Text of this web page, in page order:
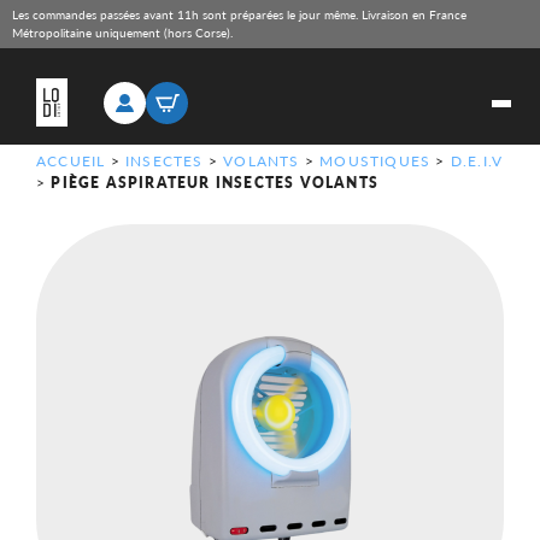
Les commandes passées avant 11h sont préparées le jour même. Livraison en France
Métropolitaine uniquement (hors Corse).
ACCUEIL > INSECTES >VOLANTS > MOUSTIQUES > D.E.I.V
>PIÈGE ASPIRATEUR INSECTES VOLANTS